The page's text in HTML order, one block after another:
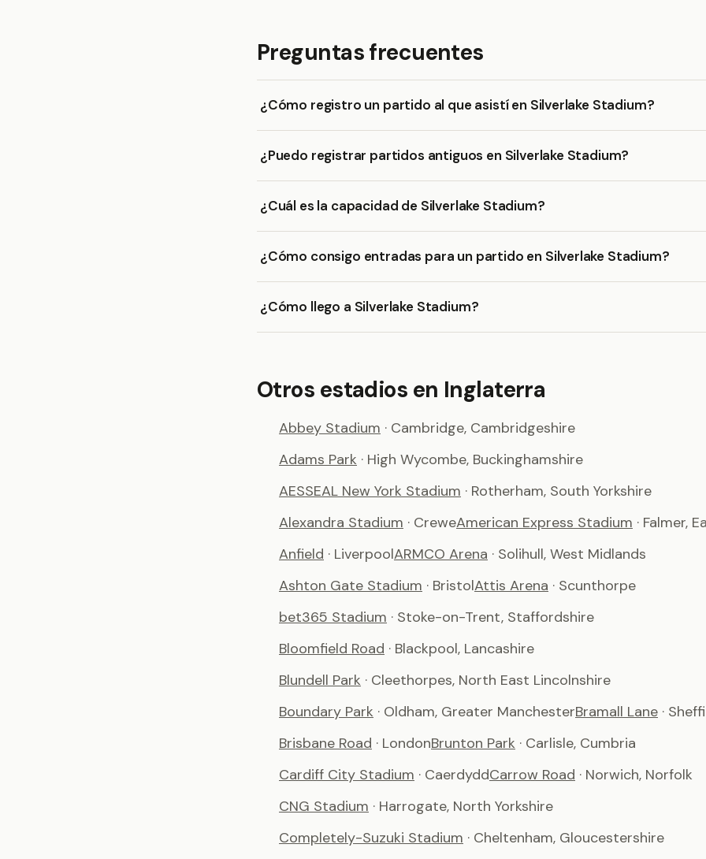
Preguntas frecuentes
¿Cómo registro un partido al que asistí en Silverlake Stadium?
¿Puedo registrar partidos antiguos en Silverlake Stadium?
¿Cuál es la capacidad de Silverlake Stadium?
¿Cómo consigo entradas para un partido en Silverlake Stadium?
¿Cómo llego a Silverlake Stadium?
Otros estadios en Inglaterra
Abbey Stadium · Cambridge, Cambridgeshire
Adams Park · High Wycombe, Buckinghamshire
AESSEAL New York Stadium · Rotherham, South Yorkshire
Alexandra Stadium · CreweAmerican Express Stadium · Falmer,
Anfield · LiverpoolARMCO Arena · Solihull, West Midlands
Ashton Gate Stadium · BristolAttis Arena · Scunthorpe
bet365 Stadium · Stoke-on-Trent, Staffordshire
Bloomfield Road · Blackpool, Lancashire
Blundell Park · Cleethorpes, North East Lincolnshire
Boundary Park · Oldham, Greater ManchesterBramall Lane ·
Brisbane Road · LondonBrunton Park · Carlisle, Cumbria
Cardiff City Stadium · CaerdyddCarrow Road · Norwich, Norfolk
CNG Stadium · Harrogate, North Yorkshire
Completely-Suzuki Stadium · Cheltenham, Gloucestershire